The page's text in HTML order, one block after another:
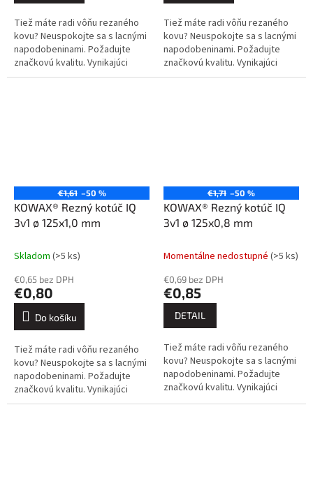
Tiež máte radi vôňu rezaného
kovu? Neuspokojte sa s lacnými
napodobeninami. Požadujte
značkovú kvalitu. Vynikajúci
výkon a trvanlivosť. Rýchle a
Tiež máte radi vôňu rezaného
kovu? Neuspokojte sa s lacnými
napodobeninami. Požadujte
značkovú kvalitu. Vynikajúci
výkon a trvanlivosť. Rýchle a
€1,61 –50 %
KOWAX® Rezný kotúč IQ
3v1 ø 125x1,0 mm
Skladom (>5 ks)
€0,65 bez DPH
€0,80
Do košíku
Tiež máte radi vôňu rezaného
kovu? Neuspokojte sa s lacnými
napodobeninami. Požadujte
značkovú kvalitu. Vynikajúci
výkon a trvanlivosť. Rýchle a
€1,71 –50 %
KOWAX® Rezný kotúč IQ
3v1 ø 125x0,8 mm
Momentálne nedostupné (>5 ks)
€0,69 bez DPH
€0,85
DETAIL
Tiež máte radi vôňu rezaného
kovu? Neuspokojte sa s lacnými
napodobeninami. Požadujte
značkovú kvalitu. Vynikajúci
výkon a trvanlivosť. Rýchle a